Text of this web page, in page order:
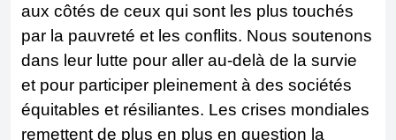
aux côtés de ceux qui sont les plus touchés
par la pauvreté et les conflits. Nous soutenons
dans leur lutte pour aller au-delà de la survie
et pour participer pleinement à des sociétés
équitables et résiliantes. Les crises mondiales
remettent de plus en plus en question la